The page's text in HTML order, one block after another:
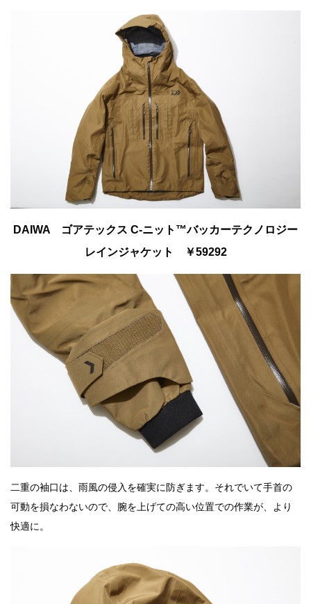
DAIWA ゴアテックス C-ニット™バッカーテクノロジー
レインジャケット ￥59292
二重の袖口は、雨風の侵入を確実に防ぎます。それでいて手首の
可動を損なわないので、腕を上げての高い位置での作業が、より
快適に。